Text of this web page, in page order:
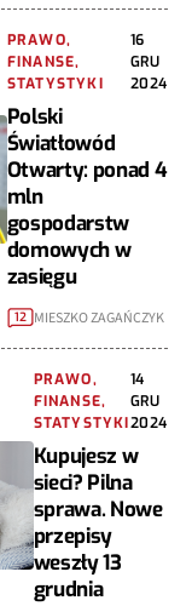
PRAWO,
FINANSE,
STATYSTYKI
16
GRU
2024
Polski
Światłowód
Otwarty: ponad 4
mln
gospodarstw
domowych w
zasięgu
12 MIESZKO ZAGAŃCZYK
PRAWO,
FINANSE,
STATYSTYKI
14
GRU
2024
Kupujesz w
sieci? Pilna
sprawa. Nowe
przepisy
weszły 13
grudnia